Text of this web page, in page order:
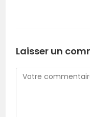
Laisser un